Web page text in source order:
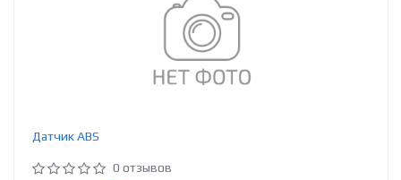
Датчик ABS
0 отзывов